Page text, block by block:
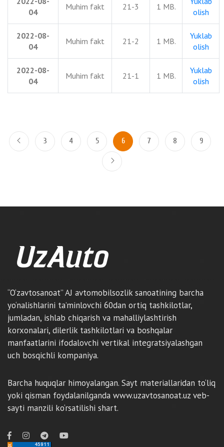
04
Muhim fakt 21-3 1 MB.
olish
2022-08-
04
Muhim fakt 21-2 1 MB.
Yuklab
olish
2022-08-
04
Muhim fakt 21-1 1 MB.
Yuklab
olish
3 4 5 6 7 8 9
“O‘zavtosanoat” AJ avtomobilsozlik sanoatining barcha
yo‘nalishlarini ta’minlovchi 60dan ortiq tashkilotlar,
jumladan, ishlab chiqarish va mahalliylashtirish
korxonalari, dilerlik tashkilotlari va boshqalar
manfaatlarini ifodalovchi vertikal integratsiyalashgan
uch bosqichli kompaniya.
Barcha huquqlar himoyalangan. Sayt materiallaridan to‘liq
yoki qisman foydalanilganda www.uzavtosanoat.uz veb-
sayti manzili ko‘rsatilishi shart.